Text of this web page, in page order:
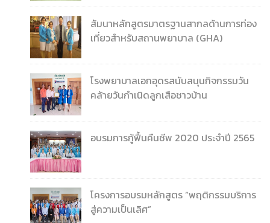
สัมนาหลักสูตรมาตรฐานสากลด้านการท่อง
เที่ยวสำหรับสถานพยาบาล (GHA)
โรงพยาบาลเอกอุดรสนับสนุนกิจกรรมวัน
คล้ายวันกำเนิดลูกเสือชาวบ้าน
อบรมการกู้ฟื้นคืนชีพ 2020 ประจำปี 2565
โครงการอบรมหลักสูตร “พฤติกรรมบริการ
สู่ความเป็นเลิศ”